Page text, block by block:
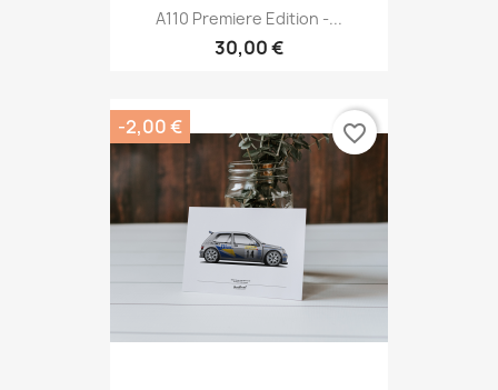
A110 Premiere Edition -...
30,00 €
-2,00 € favorite_border